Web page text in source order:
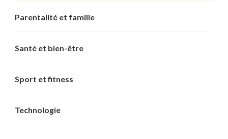
Parentalité et famille
Santé et bien-être
Sport et fitness
Technologie